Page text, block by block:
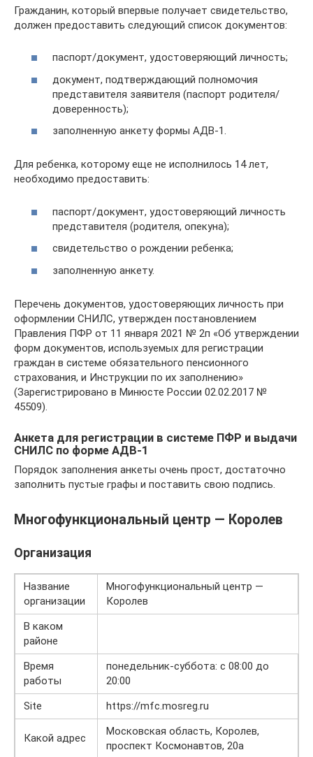
Гражданин, который впервые получает свидетельство,
должен предоставить следующий список документов:
паспорт/документ, удостоверяющий личность;
документ, подтверждающий полномочия
представителя заявителя (паспорт родителя/
доверенность);
заполненную анкету формы АДВ-1.
Для ребенка, которому еще не исполнилось 14 лет,
необходимо предоставить:
паспорт/документ, удостоверяющий личность
представителя (родителя, опекуна);
свидетельство о рождении ребенка;
заполненную анкету.
Перечень документов, удостоверяющих личность при
оформлении СНИЛС, утвержден постановлением
Правления ПФР от 11 января 2021 № 2п «Об утверждении
форм документов, используемых для регистрации
граждан в системе обязательного пенсионного
страхования, и Инструкции по их заполнению»
(Зарегистрировано в Минюсте России 02.02.2017 №
45509).
Анкета для регистрации в системе ПФР и выдачи
СНИЛС по форме АДВ-1
Порядок заполнения анкеты очень прост, достаточно
заполнить пустые графы и поставить свою подпись.
Многофункциональный центр — Королев
Организация
Название
организации
Многофункциональный центр —
Королев
В каком
районе
Время
работы
понедельник-суббота: с 08:00 до
20:00
Site
https://mfc.mosreg.ru
Какой адрес
Московская область, Королев,
проспект Космонавтов, 20а